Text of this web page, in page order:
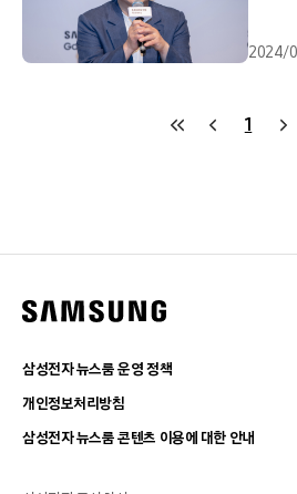
2024/
1
삼성전자 뉴스룸 운영 정책
개인정보처리방침
삼성전자 뉴스룸 콘텐츠 이용에 대한 안내